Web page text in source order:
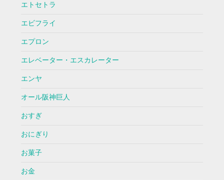
エトセトラ
エビフライ
エプロン
エレベーター・エスカレーター
エンヤ
オール阪神巨人
おすぎ
おにぎり
お菓子
お金